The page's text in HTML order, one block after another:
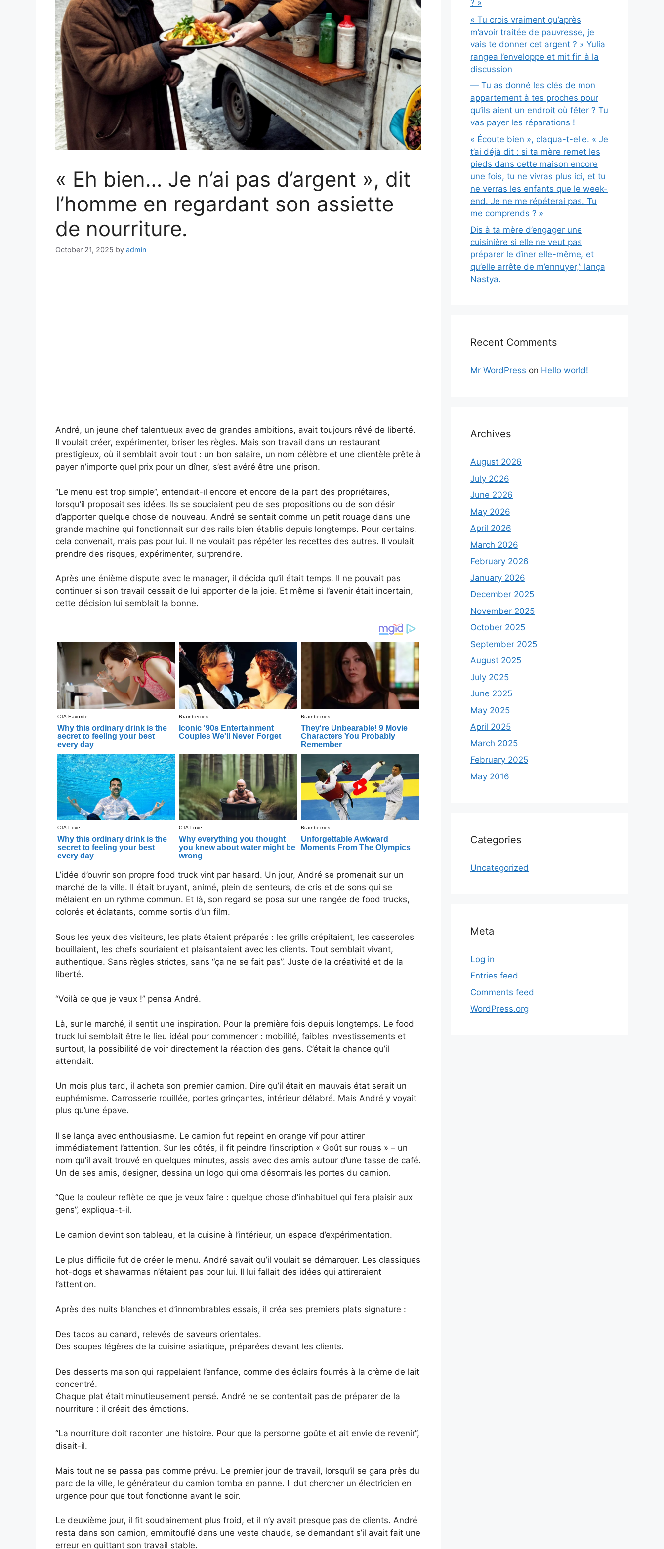
« Eh bien… Je n’ai pas d’argent », dit
l’homme en regardant son assiette
de nourriture.
October 21, 2025 by admin
André, un jeune chef talentueux avec de grandes ambitions, avait toujours rêvé de liberté.
Il voulait créer, expérimenter, briser les règles. Mais son travail dans un restaurant
prestigieux, où il semblait avoir tout : un bon salaire, un nom célèbre et une clientèle prête à
payer n’importe quel prix pour un dîner, s’est avéré être une prison.
“Le menu est trop simple”, entendait-il encore et encore de la part des propriétaires,
lorsqu’il proposait ses idées. Ils se souciaient peu de ses propositions ou de son désir
d’apporter quelque chose de nouveau. André se sentait comme un petit rouage dans une
grande machine qui fonctionnait sur des rails bien établis depuis longtemps. Pour certains,
cela convenait, mais pas pour lui. Il ne voulait pas répéter les recettes des autres. Il voulait
prendre des risques, expérimenter, surprendre.
Après une énième dispute avec le manager, il décida qu’il était temps. Il ne pouvait pas
continuer si son travail cessait de lui apporter de la joie. Et même si l’avenir était incertain,
cette décision lui semblait la bonne.
L’idée d’ouvrir son propre food truck vint par hasard. Un jour, André se promenait sur un
marché de la ville. Il était bruyant, animé, plein de senteurs, de cris et de sons qui se
mêlaient en un rythme commun. Et là, son regard se posa sur une rangée de food trucks,
colorés et éclatants, comme sortis d’un film.
Sous les yeux des visiteurs, les plats étaient préparés : les grills crépitaient, les casseroles
bouillaient, les chefs souriaient et plaisantaient avec les clients. Tout semblait vivant,
authentique. Sans règles strictes, sans “ça ne se fait pas”. Juste de la créativité et de la
liberté.
“Voilà ce que je veux !” pensa André.
Là, sur le marché, il sentit une inspiration. Pour la première fois depuis longtemps. Le food
truck lui semblait être le lieu idéal pour commencer : mobilité, faibles investissements et
surtout, la possibilité de voir directement la réaction des gens. C’était la chance qu’il
attendait.
Un mois plus tard, il acheta son premier camion. Dire qu’il était en mauvais état serait un
euphémisme. Carrosserie rouillée, portes grinçantes, intérieur délabré. Mais André y voyait
plus qu’une épave.
Il se lança avec enthousiasme. Le camion fut repeint en orange vif pour attirer
immédiatement l’attention. Sur les côtés, il fit peindre l’inscription « Goût sur roues » – un
nom qu’il avait trouvé en quelques minutes, assis avec des amis autour d’une tasse de café.
Un de ses amis, designer, dessina un logo qui orna désormais les portes du camion.
“Que la couleur reflète ce que je veux faire : quelque chose d’inhabituel qui fera plaisir aux
gens”, expliqua-t-il.
Le camion devint son tableau, et la cuisine à l’intérieur, un espace d’expérimentation.
Le plus difficile fut de créer le menu. André savait qu’il voulait se démarquer. Les classiques
hot-dogs et shawarmas n’étaient pas pour lui. Il lui fallait des idées qui attireraient
l’attention.
Après des nuits blanches et d’innombrables essais, il créa ses premiers plats signature :
Des tacos au canard, relevés de saveurs orientales.
Des soupes légères de la cuisine asiatique, préparées devant les clients.
Des desserts maison qui rappelaient l’enfance, comme des éclairs fourrés à la crème de lait
concentré.
Chaque plat était minutieusement pensé. André ne se contentait pas de préparer de la
nourriture : il créait des émotions.
“La nourriture doit raconter une histoire. Pour que la personne goûte et ait envie de revenir”,
disait-il.
Mais tout ne se passa pas comme prévu. Le premier jour de travail, lorsqu’il se gara près du
parc de la ville, le générateur du camion tomba en panne. Il dut chercher un électricien en
urgence pour que tout fonctionne avant le soir.
Le deuxième jour, il fit soudainement plus froid, et il n’y avait presque pas de clients. André
resta dans son camion, emmitouflé dans une veste chaude, se demandant s’il avait fait une
erreur en quittant son travail stable.
? »
« Tu crois vraiment qu’après
m’avoir traitée de pauvresse, je
vais te donner cet argent ? » Yulia
rangea l’enveloppe et mit fin à la
discussion
— Tu as donné les clés de mon
appartement à tes proches pour
qu’ils aient un endroit où fêter ? Tu
vas payer les réparations !
« Écoute bien », claqua-t-elle. « Je
t’ai déjà dit : si ta mère remet les
pieds dans cette maison encore
une fois, tu ne vivras plus ici, et tu
ne verras les enfants que le week-
end. Je ne me répéterai pas. Tu
me comprends ? »
Dis à ta mère d’engager une
cuisinière si elle ne veut pas
préparer le dîner elle-même, et
qu’elle arrête de m’ennuyer,” lança
Nastya.
Recent Comments
Mr WordPress on Hello world!
Archives
August 2026
July 2026
June 2026
May 2026
April 2026
March 2026
February 2026
January 2026
December 2025
November 2025
October 2025
September 2025
August 2025
July 2025
June 2025
May 2025
April 2025
March 2025
February 2025
May 2016
Categories
Uncategorized
Meta
Log in
Entries feed
Comments feed
WordPress.org